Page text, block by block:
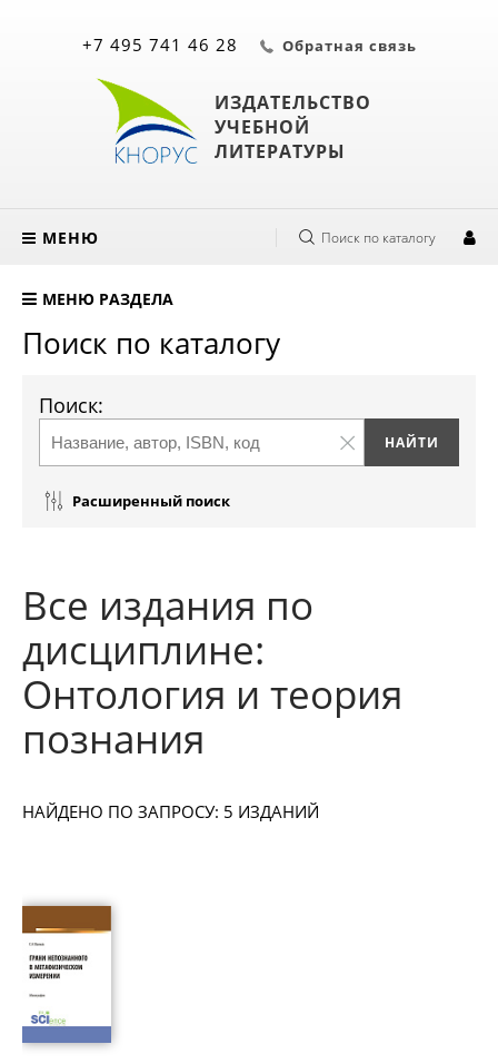
ИЗДАТЕЛЬСТВО
УЧЕБНОЙ
ЛИТЕРАТУРЫ
+7 495 741 46 28 Обратная связь
МЕНЮ Поиск по каталогу
МЕНЮ РАЗДЕЛА
Поиск по каталогу
Поиск:
Расширенный поиск
Все издания по
дисциплине:
Онтология и теория
познания
НАЙДЕНО ПО ЗАПРОСУ: 5 ИЗДАНИЙ